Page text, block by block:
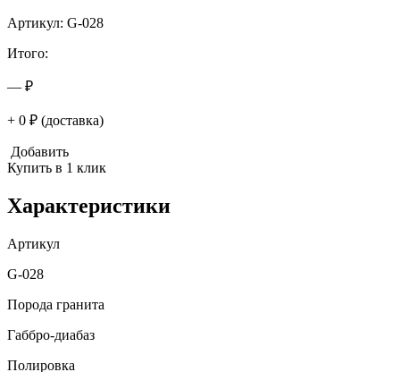
Артикул: G-028
Итого:
— ₽
+ 0 ₽ (доставка)
Добавить
Купить в 1 клик
Характеристики
Артикул
G-028
Порода гранита
Габбро-диабаз
Полировка